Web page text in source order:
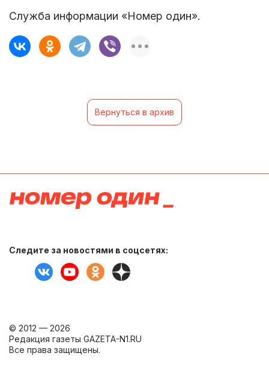
Служба информации «Номер один».
Вернуться в архив
Следите за новостями в соцсетях:
© 2012 — 2026
Редакция газеты GAZETA-N1.RU
Все права защищены.